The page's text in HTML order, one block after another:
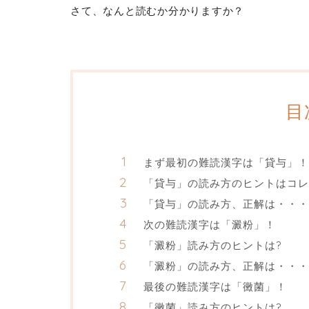
さて、なんと読むか分かりますか？
目
まず最初の難読漢字は「貸与」！
「貸与」の読み方のヒントはコレ
「貸与」の読み方、正解は・・・
次の難読漢字は「澱粉」！
「澱粉」読み方のヒントは?
「澱粉」の読み方、正解は・・・
最後の難読漢字は「黴菌」！